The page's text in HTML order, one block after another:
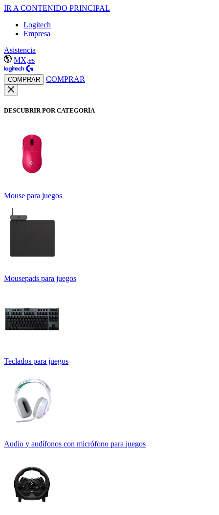
IR A CONTENIDO PRINCIPAL
Logitech
Empresa
Asistencia
MX,es
COMPRAR COMPRAR
DESCUBRIR POR CATEGORÍA
Mouse para juegos
Mousepads para juegos
Teclados para juegos
Audio y audífonos con micrófono para juegos